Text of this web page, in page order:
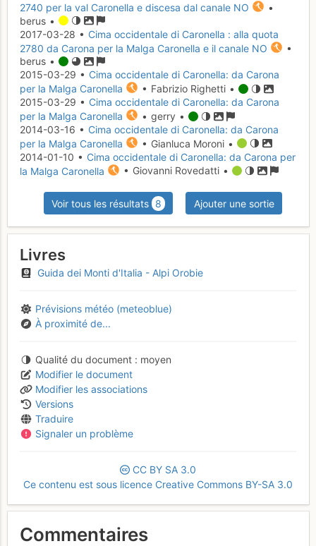
2740 per la val Caronella e discesa dal canale NO
•
berus •
2017-03-28 • Cima occidentale di Caronella : alla quota
2780 da Carona per la Malga Caronella e il canale NO
•
berus •
2015-03-29 • Cima occidentale di Caronella: da Carona
per la Malga Caronella
• Fabrizio Righetti •
2015-03-29 • Cima occidentale di Caronella: da Carona
per la Malga Caronella
• gerry •
2014-03-16 • Cima occidentale di Caronella: da Carona
per la Malga Caronella
• Gianluca Moroni •
2014-01-10 • Cima occidentale di Caronella: da Carona per
la Malga Caronella
• Giovanni Rovedatti •
Voir tous les résultats 8 Ajouter une sortie
Livres
Guida dei Monti d'Italia - Alpi Orobie
Prévisions météo (meteoblue)
À proximité de...
Qualité du document
moyen
Modifier le document
Modifier les associations
Versions
Traduire
Signaler un problème
CC BY SA 3.0
Ce contenu est sous licence Creative Commons BY-SA 3.0
Commentaires